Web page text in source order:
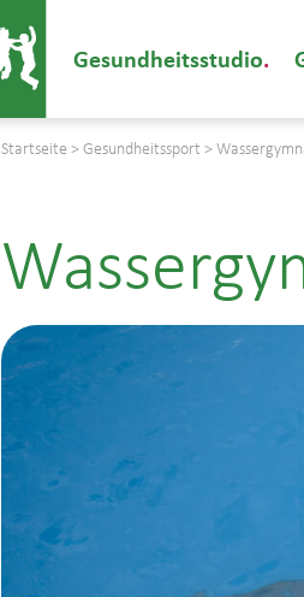
Gesundheitsstudio
Startseite > Gesundheitssport >